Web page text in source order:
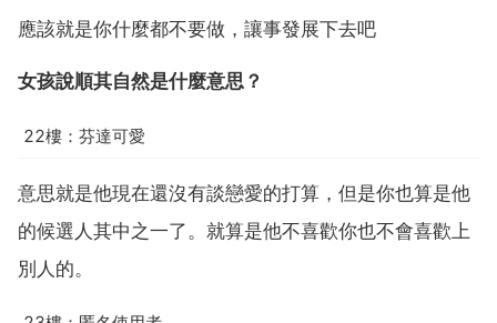
應該就是你什麼都不要做，讓事發展下去吧
女孩說順其自然是什麼意思？
22樓：芬達可愛
意思就是他現在還沒有談戀愛的打算，但是你也算是他
的候選人其中之一了。就算是他不喜歡你也不會喜歡上
別人的。